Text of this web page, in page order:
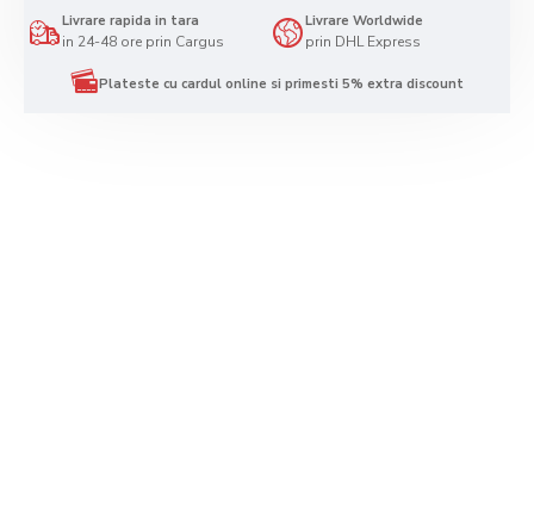
Livrare rapida in tara
in 24-48 ore prin Cargus
Livrare Worldwide
prin DHL Express
Plateste cu cardul online si primesti 5% extra discount